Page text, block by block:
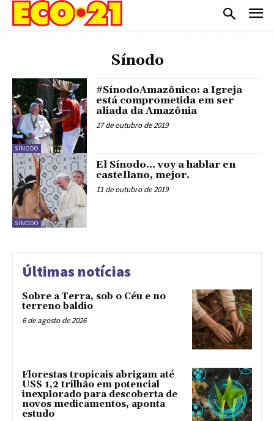
Sínodo
SÍNODO
#SínodoAmazônico: a Igreja
está comprometida em ser
aliada da Amazônia
27 de outubro de 2019
SÍNODO
El Sínodo… voy a hablar en
castellano, mejor.
11 de outubro de 2019
Últimas notícias
Sobre a Terra, sob o Céu e no
terreno baldio
6 de agosto de 2026
Florestas tropicais abrigam até
US$ 1,2 trilhão em potencial
inexplorado para descoberta de
novos medicamentos, aponta
estudo